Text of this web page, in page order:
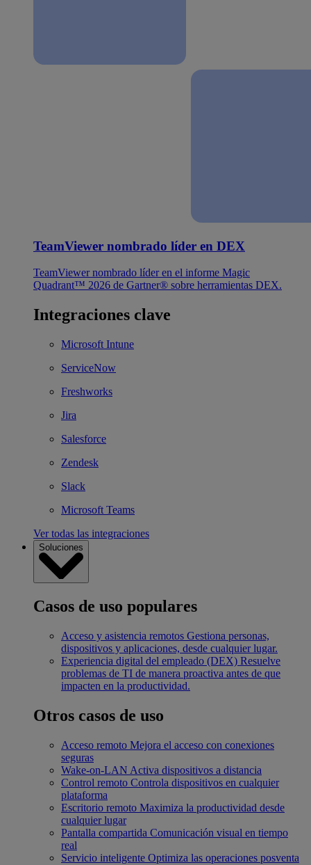
TeamViewer nombrado líder en DEX
TeamViewer nombrado líder en el informe Magic
Quadrant™ 2026 de Gartner® sobre herramientas DEX.
Integraciones clave
Microsoft Intune
ServiceNow
Freshworks
Jira
Salesforce
Zendesk
Slack
Microsoft Teams
Ver todas las integraciones
Soluciones
Casos de uso populares
Acceso y asistencia remotos Gestiona personas,
dispositivos y aplicaciones, desde cualquier lugar.
Experiencia digital del empleado (DEX) Resuelve
problemas de TI de manera proactiva antes de que
impacten en la productividad.
Otros casos de uso
Acceso remoto Mejora el acceso con conexiones
seguras
Wake-on-LAN Activa dispositivos a distancia
Control remoto Controla dispositivos en cualquier
plataforma
Escritorio remoto Maximiza la productividad desde
cualquier lugar
Pantalla compartida Comunicación visual en tiempo
real
Servicio inteligente Optimiza las operaciones posventa